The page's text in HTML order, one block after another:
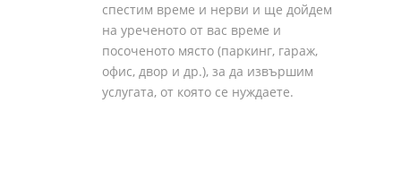
спестим време и нерви и ще дойдем
на уреченото от вас време и
посоченото място (паркинг, гараж,
офис, двор и др.), за да извършим
услугата, от която се нуждаете.